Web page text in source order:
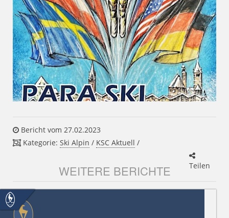
Bericht vom 27.02.2023
Kategorie: Ski Alpin / KSC Aktuell /
Teilen
WEITERE BERICHTE